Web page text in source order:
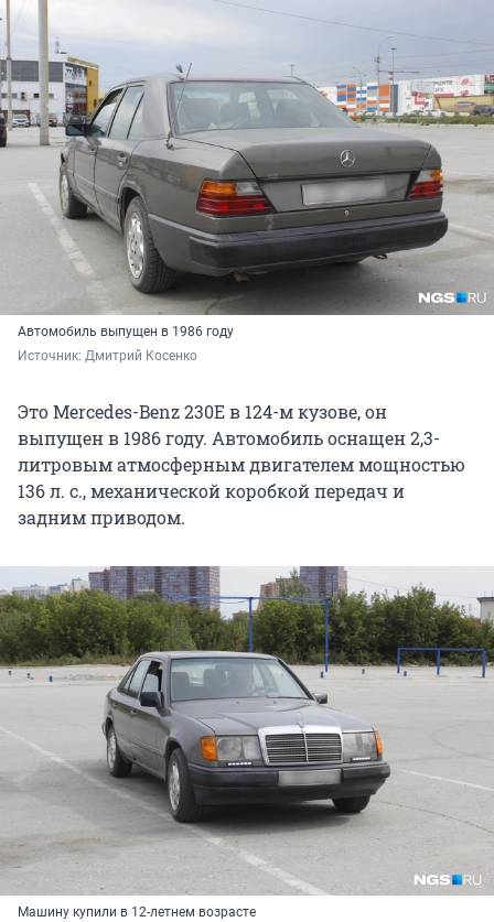
Автомобиль выпущен в 1986 году
Источник: Дмитрий Косенко
Это Mercedes-Benz 230Е в 124-м кузове, он
выпущен в 1986 году. Автомобиль оснащен 2,3-
литровым атмосферным двигателем мощностью
136 л. с., механической коробкой передач и
задним приводом.
Машину купили в 12-летнем возрасте